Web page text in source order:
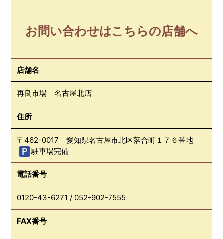
お問い合わせはこちらの店舗へ
店舗名
再良市場 名古屋北店
住所
〒462-0017 愛知県名古屋市北区落合町１７６番地
駐車場完備
電話番号
0120-43-6271 / 052-902-7555
FAX番号